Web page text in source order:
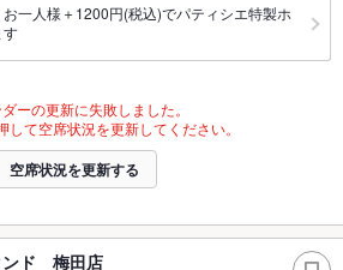
お一人様＋1200円(税込)でパティシエ特製ホ
す
ーの更新に失敗しました。
して空席状況を更新してください。
空席状況を更新する
ンド 梅田店